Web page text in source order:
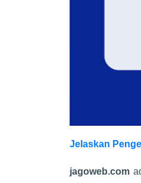
Jelaskan
jagoweb.com